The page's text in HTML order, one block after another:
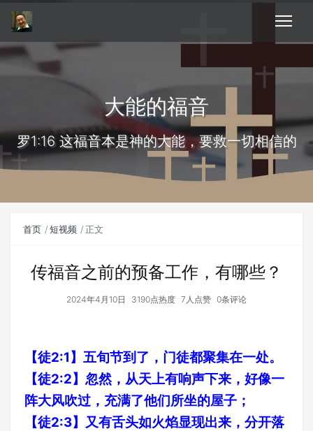
大能的福音
罗1:16 这福音本是神的大能，要救一切相信的
首页 短视频 正文
传福音之前的预备工作，有哪些？
2024年4月10日 3190点热度 7人点赞 0条评论
【徒2:1】五旬节到了，门徒都聚集在一处。
【徒2:2】忽然，从天上有响声下来，好像一
阵大风吹过，充满了他们所坐的屋子；
【徒2:3】又有舌头如火焰显现出来，分开落